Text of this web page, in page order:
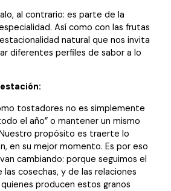
al contrario: es parte de la
Así como con las frutas
natural que nos invita
diferentes perfiles de sabor a lo
tostadores no es simplemente
el año” o mantener un mismo
propósito es traerte lo
en su mejor momento. Es por eso
cambiando: porque seguimos el
cosechas, y de las relaciones
producen estos granos